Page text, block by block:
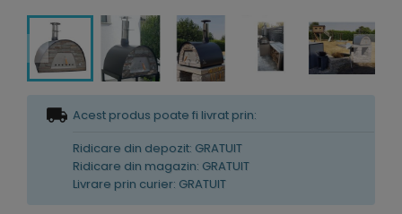
Acest produs poate fi livrat prin:
Ridicare din depozit: GRATUIT
Ridicare din magazin: GRATUIT
Livrare prin curier: GRATUIT